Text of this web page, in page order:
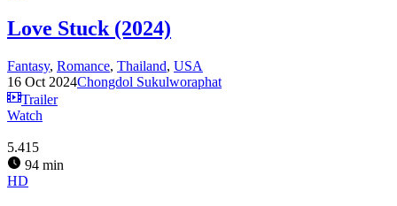
Love Stuck (2024)
Fantasy, Romance, Thailand, USA
16 Oct 2024Chongdol Sukulworaphat
Trailer
Watch
5.415
94 min
HD